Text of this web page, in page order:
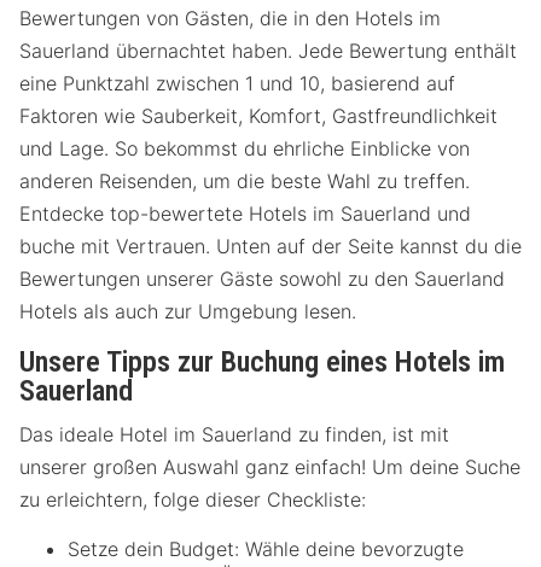
Bewertungen von Gästen, die in den Hotels im
Sauerland übernachtet haben. Jede Bewertung enthält
eine Punktzahl zwischen 1 und 10, basierend auf
Faktoren wie Sauberkeit, Komfort, Gastfreundlichkeit
und Lage. So bekommst du ehrliche Einblicke von
anderen Reisenden, um die beste Wahl zu treffen.
Entdecke top-bewertete Hotels im Sauerland und
buche mit Vertrauen. Unten auf der Seite kannst du die
Bewertungen unserer Gäste sowohl zu den Sauerland
Hotels als auch zur Umgebung lesen.
Unsere Tipps zur Buchung eines Hotels im
Sauerland
Das ideale Hotel im Sauerland zu finden, ist mit
unserer großen Auswahl ganz einfach! Um deine Suche
zu erleichtern, folge dieser Checkliste:
Setze dein Budget: Wähle deine bevorzugte